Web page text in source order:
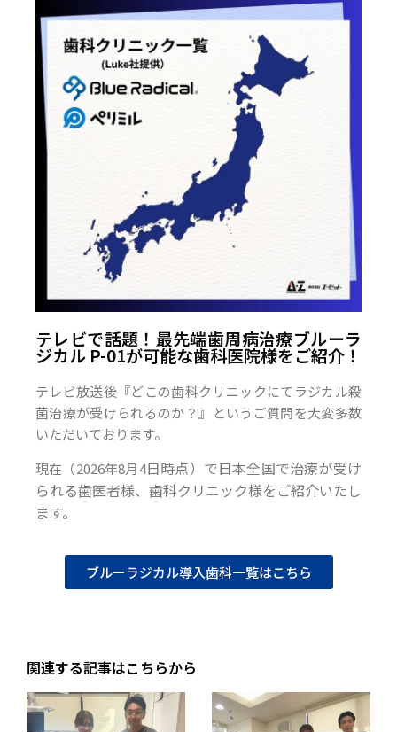
テレビで話題！最先端歯周病治療ブルーラ
ジカル P-01が可能な歯科医院様をご紹介！
テレビ放送後『どこの歯科クリニックにてラジカル殺
菌治療が受けられるのか？』というご質問を大変多数
いただいております。
現在（2026年8月4日時点）で日本全国で治療が受け
られる歯医者様、歯科クリニック様をご紹介いたし
ます。
ブルーラジカル導入歯科一覧はこちら
関連する記事はこちらから